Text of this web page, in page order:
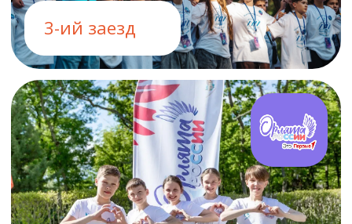
Купить путевку